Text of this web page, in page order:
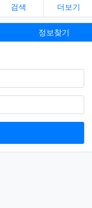
검색 더보기
정보찾기